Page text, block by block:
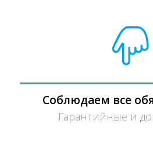
Соблюдаем все
Гарантийные и